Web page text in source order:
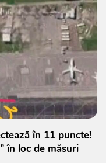
în 11 puncte!
în loc de măsuri